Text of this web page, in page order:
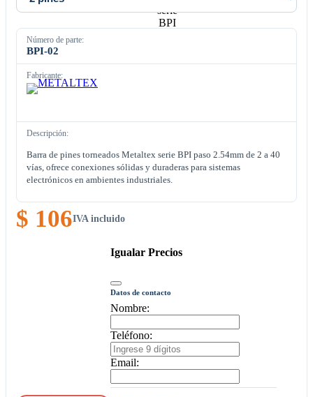
Número de parte:
BPI-02
Fabricante:
Descripción:
Barra de pines torneados Metaltex serie BPI paso 2.54mm de 2 a 40
vías, ofrece conexiones sólidas y duraderas para sistemas
electrónicos en ambientes industriales.
$ 106IVA incluido
Igualar Precios
Datos de contacto
Nombre:
Teléfono:
Email: